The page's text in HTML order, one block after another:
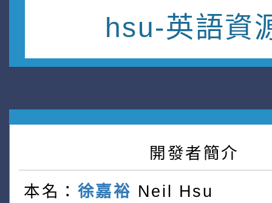
hsu-英語資
開發者簡介
本名： 徐嘉裕 Neil Hsu